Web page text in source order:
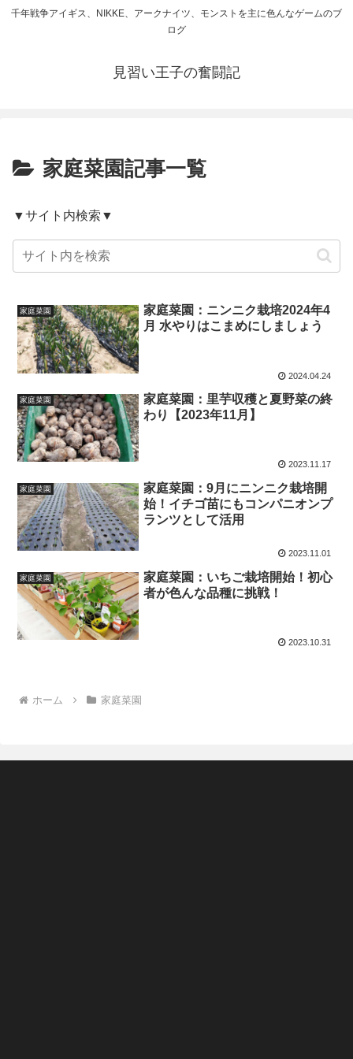
千年戦争アイギス、NIKKE、アークナイツ、モンストを主に色んなゲームのブ
ログ
見習い王子の奮闘記
家庭菜園記事一覧
▼サイト内検索▼
家庭菜園
家庭菜園：ニンニク栽培2024年4
月 水やりはこまめにしましょう
2024.04.24
家庭菜園
家庭菜園：里芋収穫と夏野菜の終
わり【2023年11月】
2023.11.17
家庭菜園
家庭菜園：9月にニンニク栽培開
始！イチゴ苗にもコンパニオンプ
ランツとして活用
2023.11.01
家庭菜園
家庭菜園：いちご栽培開始！初心
者が色んな品種に挑戦！
2023.10.31
ホーム 家庭菜園